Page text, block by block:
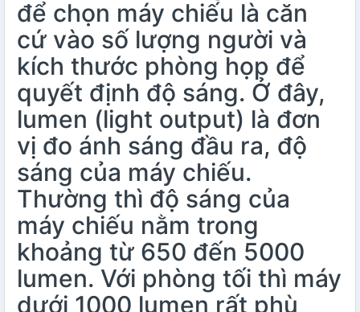
để chọn máy chiếu là căn
cứ vào số lượng người và
kích thước phòng họp để
quyết định độ sáng. Ở đây,
lumen (light output) là đơn
vị đo ánh sáng đầu ra, độ
sáng của máy chiếu.
Thường thì độ sáng của
máy chiếu nằm trong
khoảng từ 650 đến 5000
lumen. Với phòng tối thì máy
dưới 1000 lumen rất phù